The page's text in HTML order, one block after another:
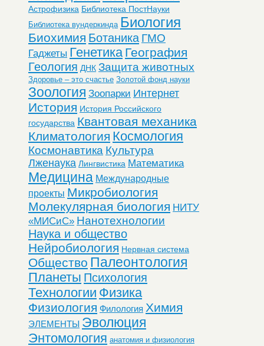
Астрофизика Библиотека ПостНауки
Библиотека вундеркинда Биология
Биохимия Ботаника ГМО
Гаджеты Генетика География
Геология ДНК Защита животных
Здоровье – это счастье Золотой фонд науки
Зоология Зоопарки Интернет
История История Российского
государства Квантовая механика
Климатология Космология
Космонавтика Культура
Лженаука Лингвистика Математика
Медицина Международные
проекты Микробиология
Молекулярная биология НИТУ
«МИСиС» Нанотехнологии
Наука и общество
Нейробиология Нервная система
Общество Палеонтология
Планеты Психология
Технологии Физика
Физиология Филология Химия
ЭЛЕМЕНТЫ Эволюция
Энтомология анатомия и физиология